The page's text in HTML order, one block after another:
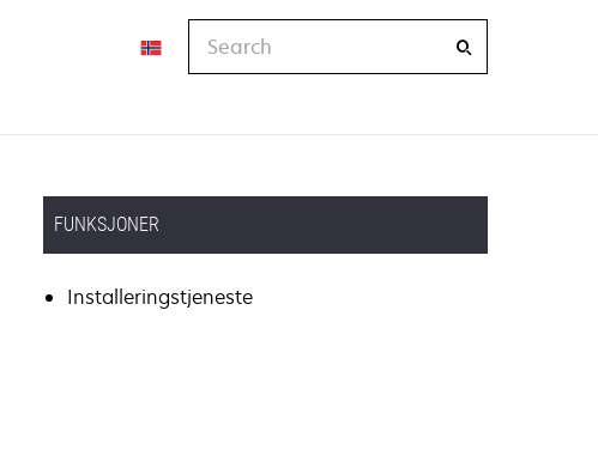
FUNKSJONER
Installeringstjeneste